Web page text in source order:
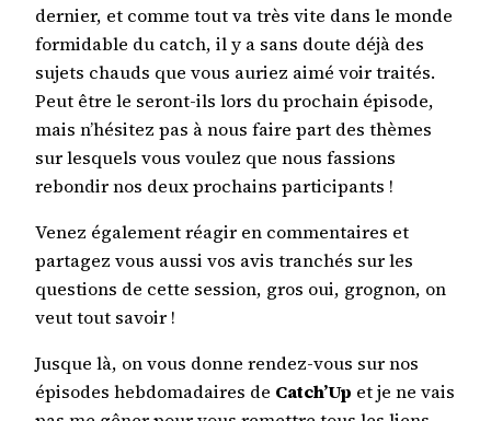
dernier, et comme tout va très vite dans le monde
formidable du catch, il y a sans doute déjà des
sujets chauds que vous auriez aimé voir traités.
Peut être le seront-ils lors du prochain épisode,
mais n’hésitez pas à nous faire part des thèmes
sur lesquels vous voulez que nous fassions
rebondir nos deux prochains participants !
Venez également réagir en commentaires et
partagez vous aussi vos avis tranchés sur les
questions de cette session, gros oui, grognon, on
veut tout savoir !
Jusque là, on vous donne rendez-vous sur nos
épisodes hebdomadaires de Catch’Up et je ne vais